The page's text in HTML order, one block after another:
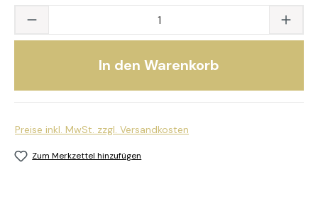
Produkt Anzahl: Gib den gewünschten
In den Warenkorb
Preise inkl. MwSt. zzgl. Versandkosten
Zum Merkzettel hinzufügen